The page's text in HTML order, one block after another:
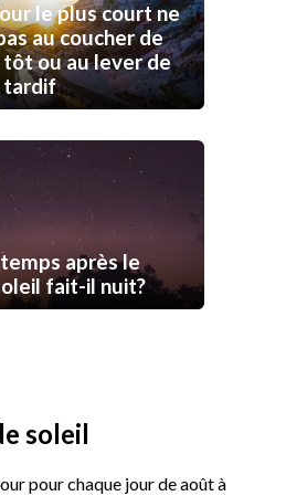
le plus court ne
au coucher de
ou au lever de
tardif
après le
fait-il nuit?
soleil
pour chaque jour de août à